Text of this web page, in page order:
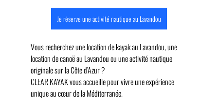
Je réserve une activité nautique au Lavandou
Vous recherchez une location de kayak au Lavandou, une
location de canoë au Lavandou ou une activité nautique
originale sur la Côte d’Azur ?
CLEAR KAYAK vous accueille pour vivre une expérience
unique au cœur de la Méditerranée.